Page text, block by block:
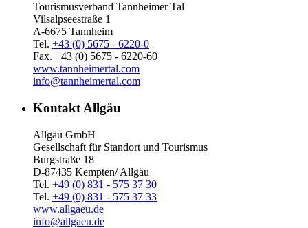
Tourismusverband Tannheimer Tal
Vilsalpseestraße 1
A-6675 Tannheim
Tel. +43 (0) 5675 - 6220-0
Fax. +43 (0) 5675 - 6220-60
www.tannheimertal.com
info@tannheimertal.com
Kontakt Allgäu
Allgäu GmbH
Gesellschaft für Standort und Tourismus
Burgstraße 18
D-87435 Kempten/ Allgäu
Tel. +49 (0) 831 - 575 37 30
Tel. +49 (0) 831 - 575 37 33
www.allgaeu.de
info@allgaeu.de